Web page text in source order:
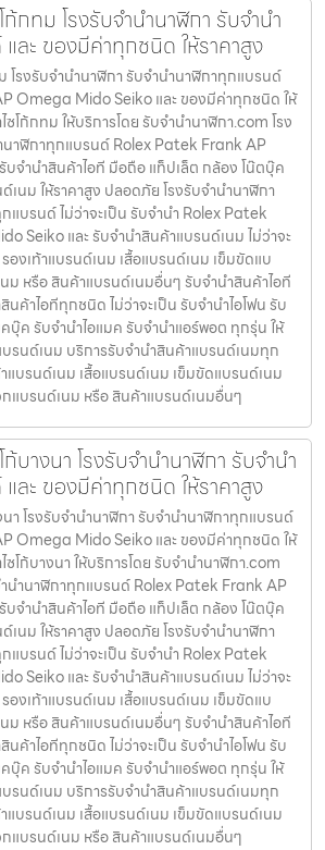
ก้กทม โรงรับจำนำนาฬิกา รับจำนำ
ละ ของมีค่าทุกชนิด ให้ราคาสูง
โรงรับจำนำนาฬิกา รับจำนำนาฬิกาทุกแบรนด์
Omega Mido Seiko และ ของมีค่าทุกชนิด ให้
ซโก้กทม ให้บริการโดย รับจํานํานาฬิกา.com โรง
นาฬิกาทุกแบรนด์ Rolex Patek Frank AP
จำนำสินค้าไอที มือถือ แท็ปเล็ต กล้อง โน๊ตบุ๊ค
เนม ให้ราคาสูง ปลอดภัย โรงรับจำนำนาฬิกา
แบรนด์ ไม่ว่าจะเป็น รับจำนำ Rolex Patek
Seiko และ รับจำนำสินค้าแบรนด์เนม ไม่ว่าจะ
องเท้าแบรนด์เนม เสื้อแบรนด์เนม เข็มขัดแบ
ม หรือ สินค้าแบรนด์เนมอื่นๆ รับจำนำสินค้าไอที
ค้าไอทีทุกชนิด ไม่ว่าจะเป็น รับจำนำไอโฟน รับ
บุ๊ค รับจำนำไอแมค รับจำนำแอร์พอต ทุกรุ่น ให้
รนด์เนม บริการรับจำนำสินค้าแบรนด์เนมทุก
แบรนด์เนม เสื้อแบรนด์เนม เข็มขัดแบรนด์เนม
แบรนด์เนม หรือ สินค้าแบรนด์เนมอื่นๆ
บางนา โรงรับจำนำนาฬิกา รับจำนำ
ละ ของมีค่าทุกชนิด ให้ราคาสูง
นา โรงรับจำนำนาฬิกา รับจำนำนาฬิกาทุกแบรนด์
Omega Mido Seiko และ ของมีค่าทุกชนิด ให้
ซโก้บางนา ให้บริการโดย รับจํานํานาฬิกา.com
นำนาฬิกาทุกแบรนด์ Rolex Patek Frank AP
จำนำสินค้าไอที มือถือ แท็ปเล็ต กล้อง โน๊ตบุ๊ค
เนม ให้ราคาสูง ปลอดภัย โรงรับจำนำนาฬิกา
แบรนด์ ไม่ว่าจะเป็น รับจำนำ Rolex Patek
Seiko และ รับจำนำสินค้าแบรนด์เนม ไม่ว่าจะ
องเท้าแบรนด์เนม เสื้อแบรนด์เนม เข็มขัดแบ
ม หรือ สินค้าแบรนด์เนมอื่นๆ รับจำนำสินค้าไอที
ค้าไอทีทุกชนิด ไม่ว่าจะเป็น รับจำนำไอโฟน รับ
บุ๊ค รับจำนำไอแมค รับจำนำแอร์พอต ทุกรุ่น ให้
รนด์เนม บริการรับจำนำสินค้าแบรนด์เนมทุก
แบรนด์เนม เสื้อแบรนด์เนม เข็มขัดแบรนด์เนม
แบรนด์เนม หรือ สินค้าแบรนด์เนมอื่นๆ